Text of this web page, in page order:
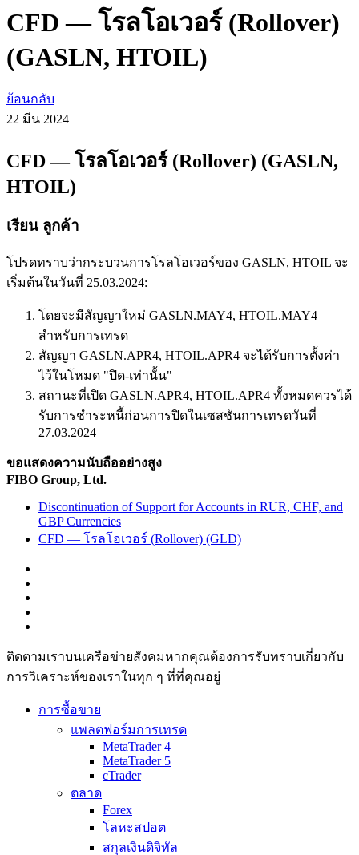
CFD — โรลโอเวอร์ (Rollover)
(GASLN, HTOIL)
ย้อนกลับ
22 มีน 2024
CFD — โรลโอเวอร์ (Rollover) (GASLN,
HTOIL)
เรียน ลูกค้า
โปรดทราบว่ากระบวนการโรลโอเวอร์ของ GASLN, HTOIL จะ
เริ่มต้นในวันที่ 25.03.2024:
โดยจะมีสัญญาใหม่ GASLN.MAY4, HTOIL.MAY4
สำหรับการเทรด
สัญญา GASLN.APR4, HTOIL.APR4 จะได้รับการตั้งค่า
ไว้ในโหมด "ปิด-เท่านั้น"
สถานะที่เปิด GASLN.APR4, HTOIL.APR4 ทั้งหมดควรได้
รับการชำระหนี้ก่อนการปิดในเซสชันการเทรดวันที่
27.03.2024
ขอแสดงความนับถืออย่างสูง
FIBO Group, Ltd.
Discontinuation of Support for Accounts in RUR, CHF, and
GBP Currencies
CFD — โรลโอเวอร์ (Rollover) (GLD)
ติดตามเราบนเครือข่ายสังคมหากคุณต้องการรับทราบเกี่ยวกับ
การวิเ­คราะห์ของเราในทุก ๆ ที่ที่คุณอยู่
การซื้อขาย
แพลตฟอร์มการเทรด
MetaTrader 4
MetaTrader 5
cTrader
ตลาด
Forex
โลหะสปอต
สกุลเงินดิจิทัล